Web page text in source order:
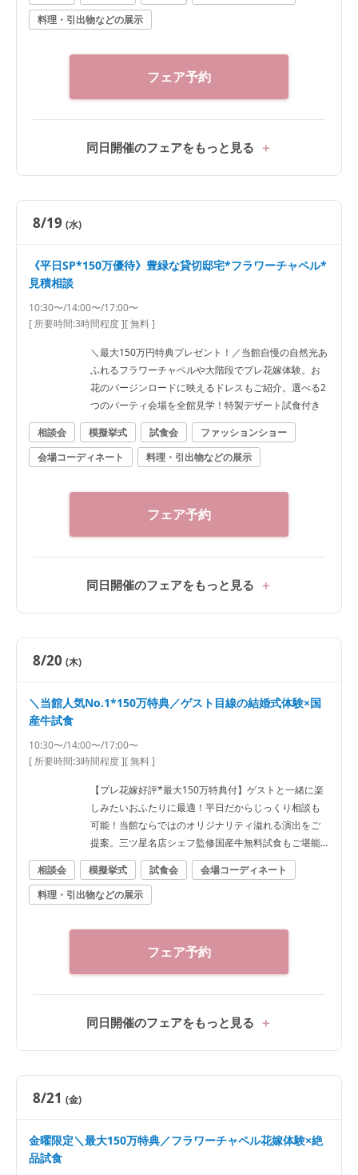
料理・引出物などの展示
フェア予約
同日開催のフェアをもっと見る
8/19 (水)
《平日SP*150万優待》豊緑な貸切邸宅*フラワーチャペル*
見積相談
10:30〜/14:00〜/17:00〜
[ 所要時間:3時間程度][ 無料 ]
＼最大150万円特典プレゼント！／当館自慢の自然光あ
ふれるフラワーチャペルや大階段でプレ花嫁体験。お
花のバージンロードに映えるドレスもご紹介。選べる2
つのパーティ会場を全館見学！特製デザート試食付き
相談会
模擬挙式 試食会
ファッションショー
会場コーディネート
料理・引出物などの展示
フェア予約
同日開催のフェアをもっと見る
8/20 (木)
＼当館人気No.1*150万特典／ゲスト目線の結婚式体験×国
産牛試食
10:30〜/14:00〜/17:00〜
[ 所要時間:3時間程度][ 無料 ]
【プレ花嫁好評*最大150万特典付】ゲストと一緒に楽
しみたいおふたりに最適！平日だからじっくり相談も
可能！当館ならではのオリジナリティ溢れる演出をご
提案。三ツ星名店シェフ監修国産牛無料試食もご堪能
ください
相談会 模擬挙式 試食会
会場コーディネート
料理・引出物などの展示
フェア予約
同日開催のフェアをもっと見る
8/21 (金)
金曜限定＼最大150万特典／フラワーチャペル花嫁体験×絶
品試食